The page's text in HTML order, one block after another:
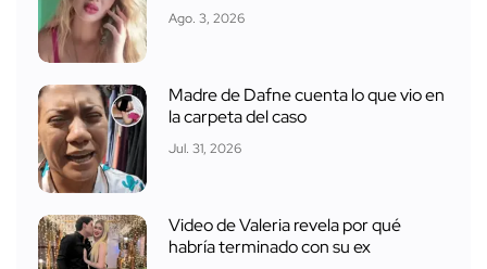
Ago. 3, 2026
Madre de Dafne cuenta lo que vio en
la carpeta del caso
Jul. 31, 2026
Video de Valeria revela por qué
habría terminado con su ex